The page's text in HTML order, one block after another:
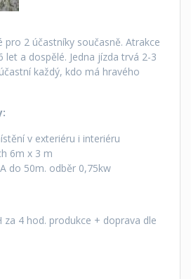
pro 2 účastníky současně. Atrakce
let a dospělé. Jedna jízda trvá 2-3
každý, kdo má hravého
v exteriéru i interiéru
6m x 3 m
do 50m. odběr 0,75kw
za 4 hod. produkce + doprava dle